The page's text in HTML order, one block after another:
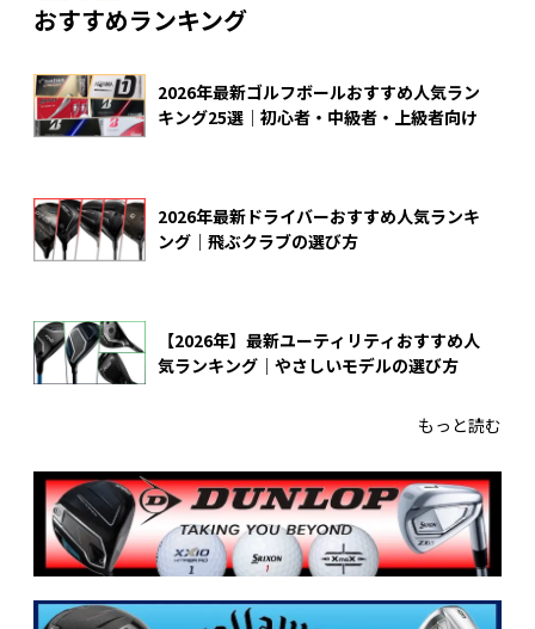
おすすめランキング
2026年最新ゴルフボールおすすめ人気ラン
キング25選｜初心者・中級者・上級者向け
2026年最新ドライバーおすすめ人気ランキ
ング｜飛ぶクラブの選び方
【2026年】最新ユーティリティおすすめ人
気ランキング｜やさしいモデルの選び方
もっと読む